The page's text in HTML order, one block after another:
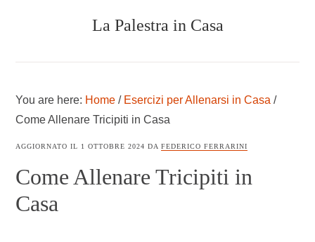
La Palestra in Casa
IN
CASA
You are here: Home / Esercizi per Allenarsi in Casa /
Come Allenare Tricipiti in Casa
AGGIORNATO IL 1 OTTOBRE 2024 DAFEDERICO FERRARINI
Come Allenare Tricipiti in
Casa